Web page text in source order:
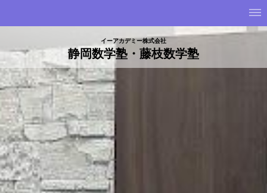
イーアカデミー株式会社
静岡数学塾・藤枝数学塾